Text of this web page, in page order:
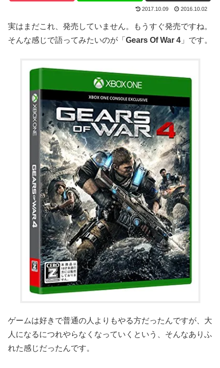
2017.10.09 2016.10.02
実はまだこれ、発売していません。もうすぐ発売ですね。
そんな感じで語ってみたいのが「 Gears Of War 4 」です。
ゲームは好きで普通の人よりもやる方だったんですが、大
人になるにつれやらなくなっていくという、そんなありふ
れた感じだったんです。